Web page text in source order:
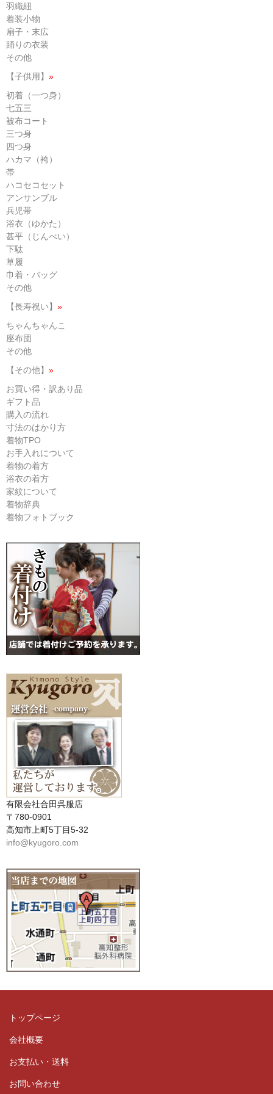
羽織紐
着装小物
扇子・末広
踊りの衣装
その他
【子供用】 »
初着（一つ身）
七五三
被布コート
三つ身
四つ身
ハカマ（袴）
帯
ハコセコセット
アンサンブル
兵児帯
浴衣（ゆかた）
甚平（じんべい）
下駄
草履
巾着・バッグ
その他
【長寿祝い】 »
ちゃんちゃんこ
座布団
その他
【その他】 »
お買い得・訳あり品
ギフト品
購入の流れ
寸法のはかり方
着物TPO
お手入れについて
着物の着方
浴衣の着方
家紋について
着物辞典
着物フォトブック
有限会社合田呉服店
〒780-0901
高知市上町5丁目5-32
info@kyugoro.com
トップページ
会社概要
お支払い・送料
お問い合わせ